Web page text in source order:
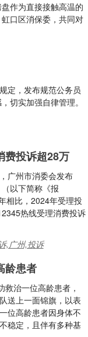
作为直接接触高温的
口区消保委，共同对
定，发布规范公务员
切实加强自律管理。
费投诉超28万
广州市消委会发布
以下简称《报
相比，2024年受理投
热线受理消费投诉
,广州,投诉
龄患者
治一位高龄患者，
送上一面锦旗，以表
位高龄患者因身体不
稳定，且伴有多种基